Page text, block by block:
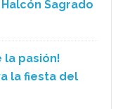
Sagrado
la pasión!
la fiesta del